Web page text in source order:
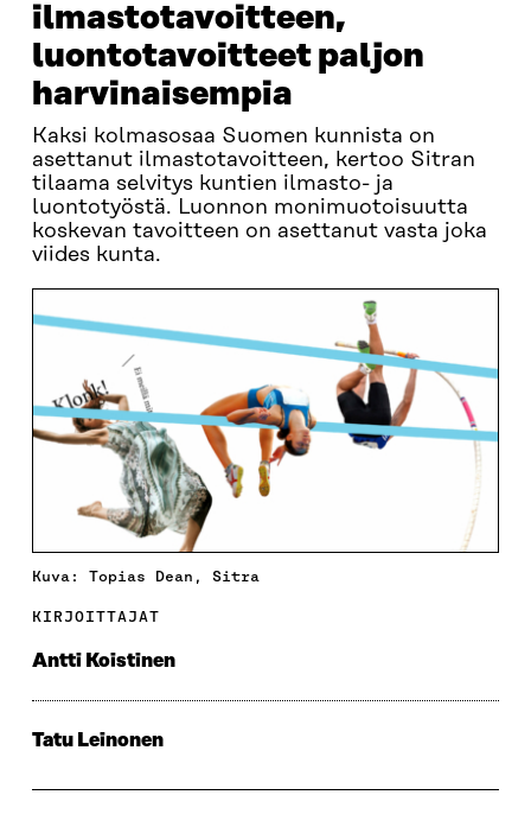
ilmastotavoitteen,
luontotavoitteet paljon
harvinaisempia
Kaksi kolmasosaa Suomen kunnista on
asettanut ilmastotavoitteen, kertoo Sitran
tilaama selvitys kuntien ilmasto- ja
luontotyöstä. Luonnon monimuotoisuutta
koskevan tavoitteen on asettanut vasta joka
viides kunta.
Kuva: Topias Dean, Sitra
KIRJOITTAJAT
Antti Koistinen
Tatu Leinonen